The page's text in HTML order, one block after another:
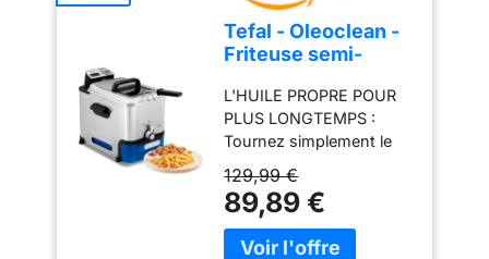
Tefal - Oleoclean -
Friteuse semi-
compacte - 3,5 L -
Inox
L'HUILE PROPRE POUR
PLUS LONGTEMPS :
Tournez simplement le
vidangera et filtrera
automatiquement l'huile,
la stockant dans le
129,99 €
89,89 €